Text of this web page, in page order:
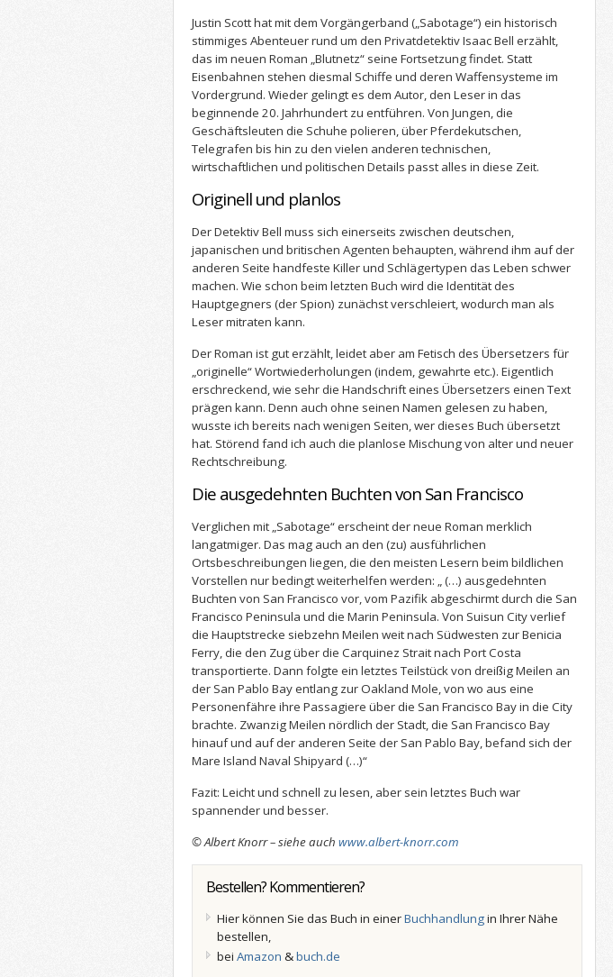
Justin Scott hat mit dem Vorgängerband („Sabotage“) ein historisch
stimmiges Abenteuer rund um den Privatdetektiv Isaac Bell erzählt,
das im neuen Roman „Blutnetz“ seine Fortsetzung findet. Statt
Eisenbahnen stehen diesmal Schiffe und deren Waffensysteme im
Vordergrund. Wieder gelingt es dem Autor, den Leser in das
beginnende 20. Jahrhundert zu entführen. Von Jungen, die
Geschäftsleuten die Schuhe polieren, über Pferdekutschen,
Telegrafen bis hin zu den vielen anderen technischen,
wirtschaftlichen und politischen Details passt alles in diese Zeit.
Originell und planlos
Der Detektiv Bell muss sich einerseits zwischen deutschen,
japanischen und britischen Agenten behaupten, während ihm auf der
anderen Seite handfeste Killer und Schlägertypen das Leben schwer
machen. Wie schon beim letzten Buch wird die Identität des
Hauptgegners (der Spion) zunächst verschleiert, wodurch man als
Leser mitraten kann.
Der Roman ist gut erzählt, leidet aber am Fetisch des Übersetzers für
„originelle“ Wortwiederholungen (indem, gewahrte etc.). Eigentlich
erschreckend, wie sehr die Handschrift eines Übersetzers einen Text
prägen kann. Denn auch ohne seinen Namen gelesen zu haben,
wusste ich bereits nach wenigen Seiten, wer dieses Buch übersetzt
hat. Störend fand ich auch die planlose Mischung von alter und neuer
Rechtschreibung.
Die ausgedehnten Buchten von San Francisco
Verglichen mit „Sabotage“ erscheint der neue Roman merklich
langatmiger. Das mag auch an den (zu) ausführlichen
Ortsbeschreibungen liegen, die den meisten Lesern beim bildlichen
Vorstellen nur bedingt weiterhelfen werden: „ (…) ausgedehnten
Buchten von San Francisco vor, vom Pazifik abgeschirmt durch die San
Francisco Peninsula und die Marin Peninsula. Von Suisun City verlief
die Hauptstrecke siebzehn Meilen weit nach Südwesten zur Benicia
Ferry, die den Zug über die Carquinez Strait nach Port Costa
transportierte. Dann folgte ein letztes Teilstück von dreißig Meilen an
der San Pablo Bay entlang zur Oakland Mole, von wo aus eine
Personenfähre ihre Passagiere über die San Francisco Bay in die City
brachte. Zwanzig Meilen nördlich der Stadt, die San Francisco Bay
hinauf und auf der anderen Seite der San Pablo Bay, befand sich der
Mare Island Naval Shipyard (…)“
Fazit: Leicht und schnell zu lesen, aber sein letztes Buch war
spannender und besser.
© Albert Knorr – siehe auch www.albert-knorr.com
Bestellen? Kommentieren?
Hier können Sie das Buch in einerBuchhandlungin Ihrer Nähe
bestellen,
bei Amazon &buch.de